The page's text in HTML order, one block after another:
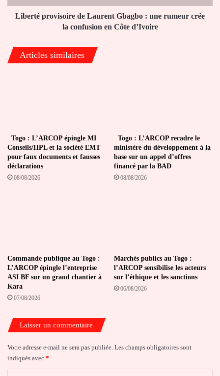
crée
Côte
d’Ivoire
Liberté provisoire de Laurent Gbagbo : une rumeur crée
la confusion en Côte d’Ivoire
Articles similaires
Togo : L’ARCOP épingle MI
Conseils/HPL et la société EMT
pour faux documents et fausses
déclarations
08/08/2026
Togo : L’ARCOP recadre le
ministère du développement à la
base sur un appel d’offres
financé par la BAD
08/08/2026
Commande publique au Togo :
L’ARCOP épingle l’entreprise
ASI BF sur un grand chantier à
Kara
07/08/2026
Marchés publics au Togo :
l’ARCOP sensibilise les acteurs
sur l’éthique et les sanctions
06/08/2026
Laisser un commentaire
Votre adresse e-mail ne sera pas publiée. Les champs obligatoires sont
indiqués avec *